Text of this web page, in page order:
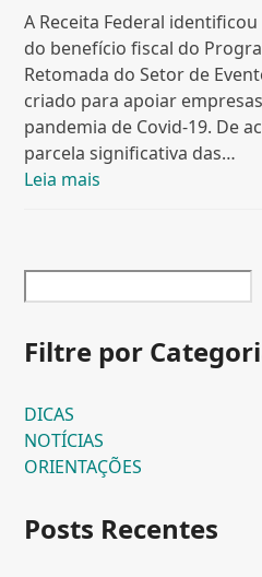
A Receita Federal
do benefício fiscal do
Retomada do Setor de
criado para apoiar
pandemia de Covid-19. De
parcela significativa das…
Leia mais
Filtre por
DICAS
NOTÍCIAS
ORIENTAÇÕES
Posts Recentes